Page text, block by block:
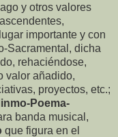
y otros valores
importante y con
Sacramental, dicha
rehaciéndose,
valor añadido,
proyectos, etc.;
Poema-
banda musical,
que figura en el